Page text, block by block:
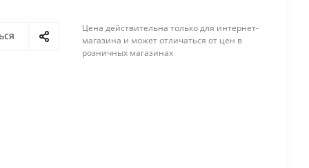
Цена действительна только для интернет-
магазина и может отличаться от цен в
розничных магазинах